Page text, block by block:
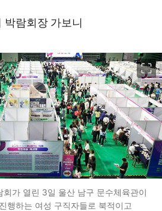
람회장 가보니
가 열린 3일 울산 남구 문수체육관이
행하는 여성 구직자들로 북적이고